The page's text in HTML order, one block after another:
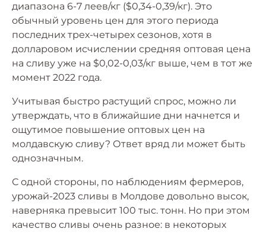
диапазона 6-7 леев/кг ($0,34-0,39/кг). Это
обычный уровень цен для этого периода
последних трех-четырех сезонов, хотя в
долларовом исчислении средняя оптовая цена
на сливу уже на $0,02-0,03/кг выше, чем в тот же
момент 2022 года.
Учитывая быстро растущий спрос, можно ли
утверждать, что в ближайшие дни начнется и
ощутимое повышение оптовых цен на
молдавскую сливу? Ответ вряд ли может быть
однозначным.
С одной стороны, по наблюдениям фермеров,
урожай-2023 сливы в Молдове довольно высок,
наверняка превысит 100 тыс. тонн. Но при этом
качество сливы очень разное: в некоторых